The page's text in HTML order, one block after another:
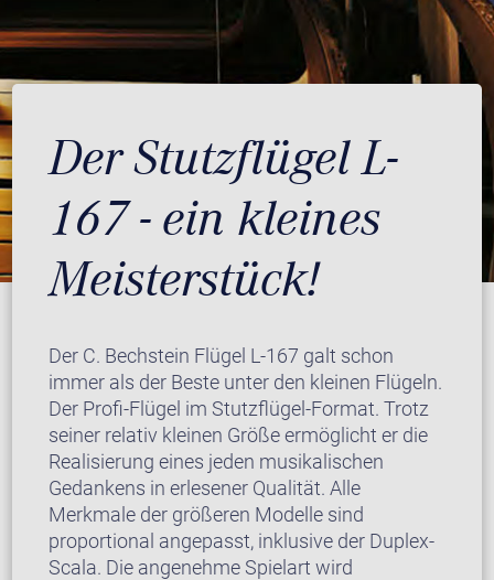
Der Stutzflügel L-
167 - ein kleines
Meisterstück!
Der C. Bechstein Flügel L-167 galt schon
immer als der Beste unter den kleinen Flügeln.
Der Profi-Flügel im Stutzflügel-Format. Trotz
seiner relativ kleinen Größe ermöglicht er die
Realisierung eines jeden musikalischen
Gedankens in erlesener Qualität. Alle
Merkmale der größeren Modelle sind
proportional angepasst, inklusive der Duplex-
Scala. Die angenehme Spielart wird